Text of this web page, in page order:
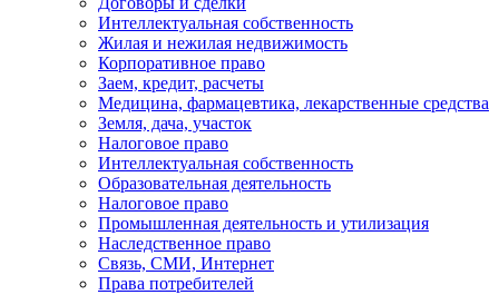
Интеллектуальная собственность
Жилая и нежилая недвижимость
Корпоративное право
Заем, кредит, расчеты
Медицина, фармацевтика, лекарственные средства
Земля, дача, участок
Налоговое право
Интеллектуальная собственность
Образовательная деятельность
Налоговое право
Промышленная деятельность и утилизация
Наследственное право
Связь, СМИ, Интернет
Права потребителей